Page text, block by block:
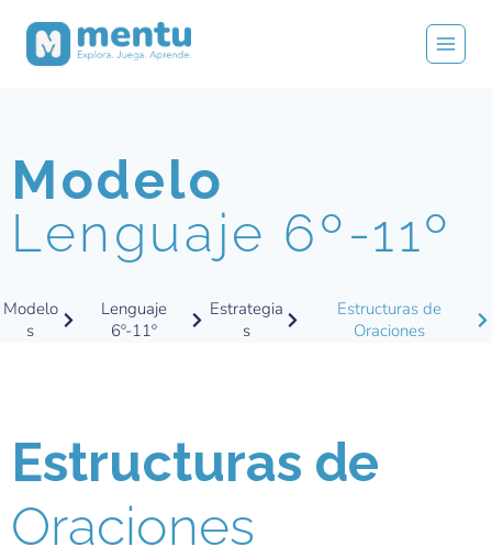
Modelo
Lenguaje 6º-11º
Modelo
s
Lenguaje
6º-11º
Estrategia
s
Estructuras de
Oraciones
Estructuras de
Oraciones